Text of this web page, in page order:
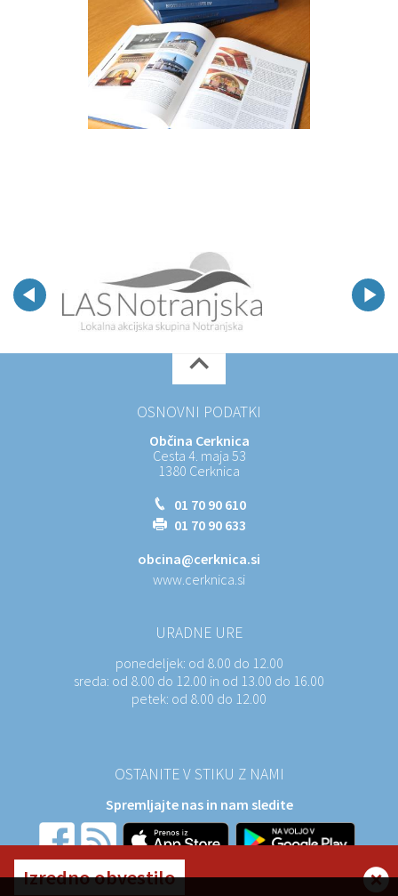
Izredno obvestilo
OSNOVNI PODATKI
Občina Cerknica
Cesta 4. maja 53
1380 Cerknica
01 70 90 610
01 70 90 633
obcina@cerknica.si
www.cerknica.si
URADNE URE
ponedeljek: od 8.00 do 12.00
sreda: od 8.00 do 12.00 in od 13.00 do 16.00
petek: od 8.00 do 12.00
OSTANITE V STIKU Z NAMI
Spremljajte nas in nam sledite